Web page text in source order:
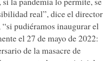
real”, dice el director
“si pudiéramos inaugurar el
el 27 de mayo de 2022:
de la masacre de